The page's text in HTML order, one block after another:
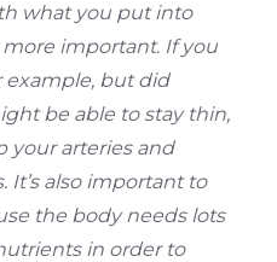
what you put into
important. If you
example, but did
be able to stay thin,
your arteries and
It’s also important to
the body needs lots
in order to